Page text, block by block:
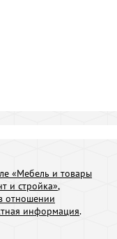
«Мебель и товары
и стройка»,
отношении
информация.